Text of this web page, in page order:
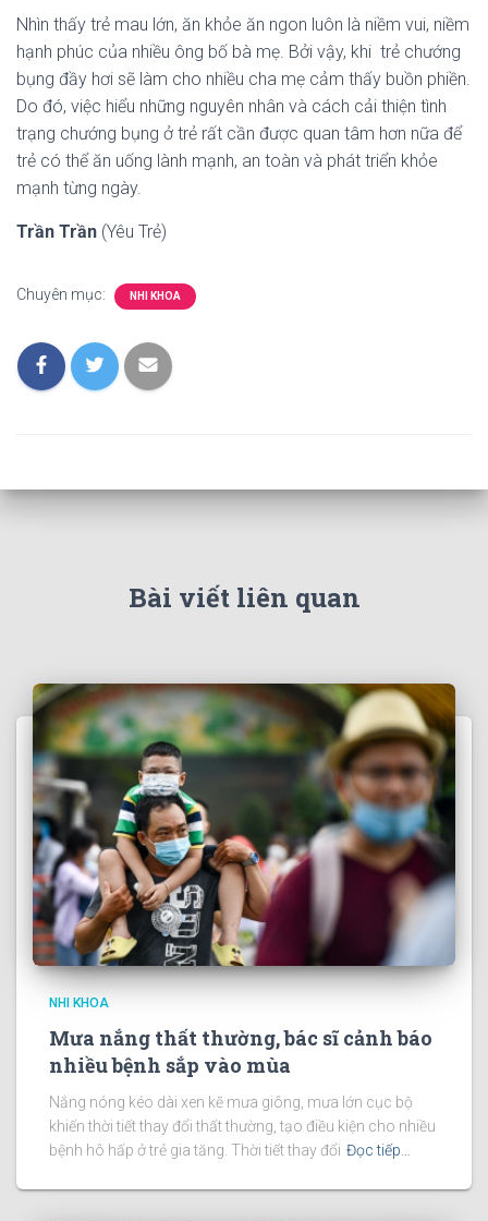
Nhìn thấy trẻ mau lớn, ăn khỏe ăn ngon luôn là niềm vui, niềm
hạnh phúc của nhiều ông bố bà mẹ. Bởi vậy, khi trẻ chướng
bụng đầy hơi sẽ làm cho nhiều cha mẹ cảm thấy buồn phiền.
Do đó, việc hiểu những nguyên nhân và cách cải thiện tình
trạng chướng bụng ở trẻ rất cần được quan tâm hơn nữa để
trẻ có thể ăn uống lành mạnh, an toàn và phát triển khỏe
mạnh từng ngày.
Trần Trần (Yêu Trẻ)
Chuyên mục: NHI KHOA
Bài viết liên quan
NHI KHOA
Mưa nắng thất thường, bác sĩ cảnh báo
nhiều bệnh sắp vào mùa
Nắng nóng kéo dài xen kẽ mưa giông, mưa lớn cục bộ
khiến thời tiết thay đổi thất thường, tạo điều kiện cho nhiều
bệnh hô hấp ở trẻ gia tăng. Thời tiết thay đổi Đọc tiếp…